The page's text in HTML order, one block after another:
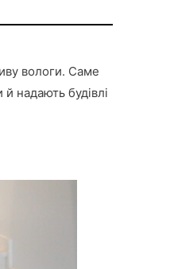
вологи. Саме
надають будівлі